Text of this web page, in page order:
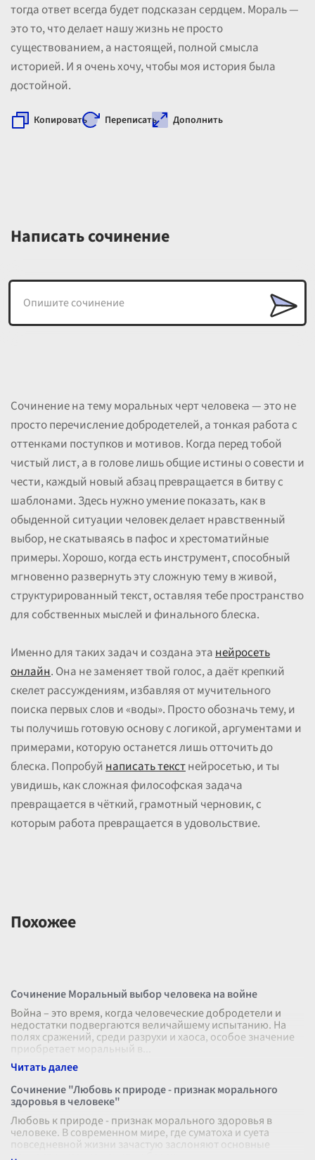
тогда ответ всегда будет подсказан сердцем. Мораль —
это то, что делает нашу жизнь не просто
существованием, а настоящей, полной смысла
историей. И я очень хочу, чтобы моя история была
достойной.
Копировать Переписать Дополнить
Написать сочинение
Сочинение на тему моральных черт человека — это не
просто перечисление добродетелей, а тонкая работа с
оттенками поступков и мотивов. Когда перед тобой
чистый лист, а в голове лишь общие истины о совести и
чести, каждый новый абзац превращается в битву с
шаблонами. Здесь нужно умение показать, как в
обыденной ситуации человек делает нравственный
выбор, не скатываясь в пафос и хрестоматийные
примеры. Хорошо, когда есть инструмент, способный
мгновенно развернуть эту сложную тему в живой,
структурированный текст, оставляя тебе пространство
для собственных мыслей и финального блеска.
Именно для таких задач и создана этанейросеть
онлайн. Она не заменяет твой голос, а даёт крепкий
скелет рассуждениям, избавляя от мучительного
поиска первых слов и «воды». Просто обозначь тему, и
ты получишь готовую основу с логикой, аргументами и
примерами, которую останется лишь отточить до
блеска. Попробуйнаписать текстнейросетью, и ты
увидишь, как сложная философская задача
превращается в чёткий, грамотный черновик, с
которым работа превращается в удовольствие.
Похожее
Сочинение Моральный выбор человека на войне
Война – это время, когда человеческие добродетели и
недостатки подвергаются величайшему испытанию. На
полях сражений, среди разрухи и хаоса, особое значение
приобретает моральный в
Сочинение "Любовь к природе - признак морального
здоровья в человеке"
Любовь к природе - признак морального здоровья в
человеке. В современном мире, где суматоха и суета
повседневной жизни зачастую заслоняют основные
ценности, умение ценить и беречь